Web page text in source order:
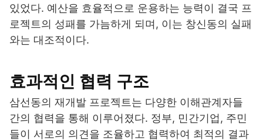
있었다. 예산을 효율적으로 운용하는 능력이 결국 프
로젝트의 성패를 가늠하게 되며, 이는 창신동의 실패
와는 대조적이다.
효과적인 협력 구조
삼선동의 재개발 프로젝트는 다양한 이해관계자들
간의 협력을 통해 이루어졌다. 정부, 민간기업, 주민
들이 서로의 의견을 조율하고 협력하여 최적의 결과